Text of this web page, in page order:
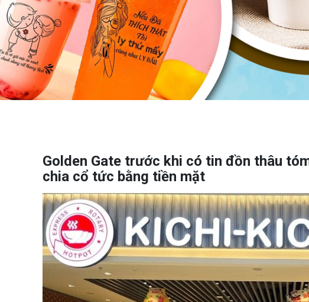
Golden Gate trước khi có tin đồn thâu
chia cổ tức bằng tiền mặt